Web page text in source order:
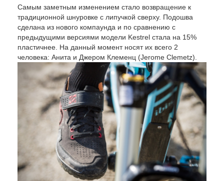
Самым заметным изменением стало возвращение к
традиционной шнуровке с липучкой сверху. Подошва
сделана из нового компаунда и по сравнению с
предыдущими версиями модели Kestrel стала на 15%
пластичнее. На данный момент носят их всего 2
человека: Анита и Джером Клеменц (Jerome Clemetz).